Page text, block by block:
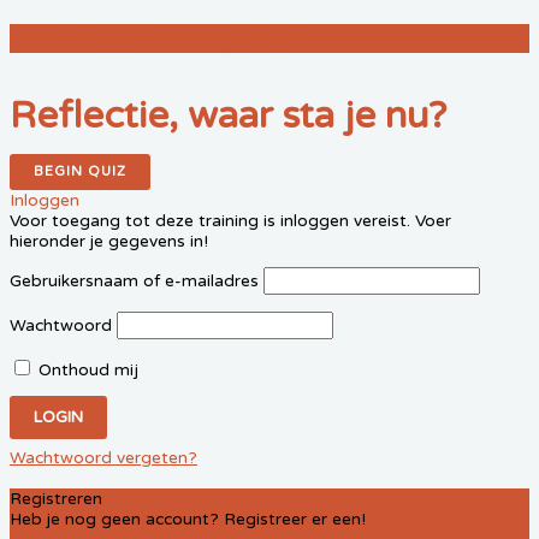
Reflectie, waar sta je nu?
Inloggen
Voor toegang tot deze training is inloggen vereist. Voer
hieronder je gegevens in!
Gebruikersnaam of e-mailadres
Wachtwoord
Onthoud mij
Wachtwoord vergeten?
Registreren
Heb je nog geen account? Registreer er een!